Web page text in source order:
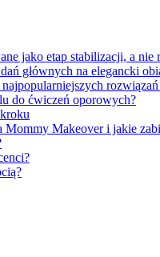
jako etap stabilizacji, a nie
głównych na elegancki
do ćwiczeń oporowych?
Makeover i jakie